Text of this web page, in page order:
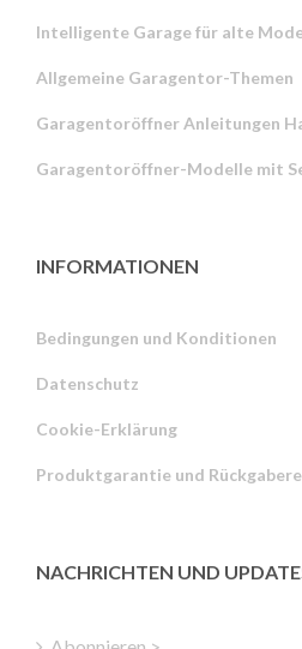
Intelligente Garage für alte
Allgemeine Garagentor-Themen
Garagentoröffner Anleitungen
Garagentoröffner-Modelle mit
INFORMATIONEN
Bedingungen und Konditionen
Datenschutz
Cookie-Erklärung
Produktgarantie und
NACHRICHTEN UND